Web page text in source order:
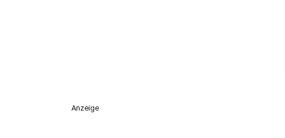
Anzeige